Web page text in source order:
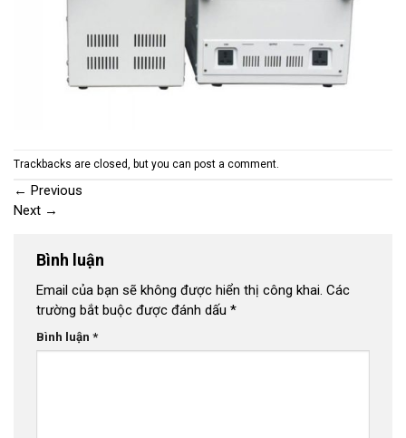
Trackbacks are closed, but you can post a comment.
← Previous
Next →
Bình luận
Email của bạn sẽ không được hiển thị công khai. Các
trường bắt buộc được đánh dấu *
Bình luận *